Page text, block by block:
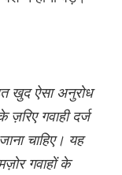
खुद ऐसा अनुरोध
गवाही दर्ज
चाहिए। यह
गवाहों के